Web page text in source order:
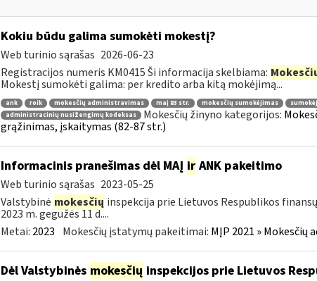
Kokiu būdu galima sumokėti mokestį?
Web turinio sąrašas 2026-06-23
Registracijos numeris KM0415 Ši informacija skelbiama:
Mokestį sumokėti galima: per kredito arba kitą mokėjimą...
ank roik mokesčių administravimas maį 83 str. mokesčių sumokėjimas
administracinių nusižengimų kodeksas
Mokesčių žinyno kategorijos:
grąžinimas, įskaitymas (82-87 str.)
Informacinis pranešimas dėl MAĮ irANK pakeitimo
Web turinio sąrašas 2023-05-25
Valstybinė mokesčių inspekcija prie Lietuvos Respublikos
2023 m. gegužės 11 d....
Metai: 2023 Mokesčių įstatymų pakeitimai: MĮP 2021 »
Dėl Valstybinės mokesčių inspekcijos prie Lietuvos